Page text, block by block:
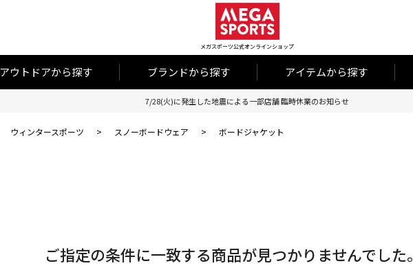
メガスポーツ公式オンラインショップ
アウトドアから探す ブランドから探す アイテムから探す
7/28(火)に発生した地震による一部店舗 臨時休業のお知らせ
ウィンタースポーツ > スノーボードウェア > ボードジャケット
ご指定の条件に一致する商品が見つかりませんでした。